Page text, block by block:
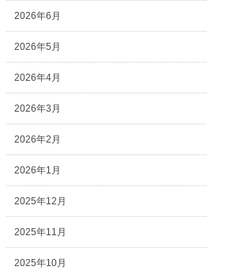
2026年6月
2026年5月
2026年4月
2026年3月
2026年2月
2026年1月
2025年12月
2025年11月
2025年10月